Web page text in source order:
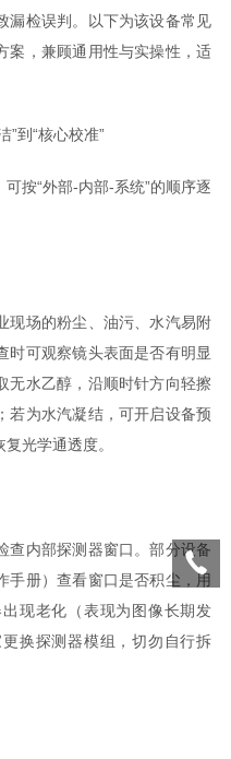
漏检误判。以下为该设备常见
案，兼顾通用性与实操性，适
到“核心校准”
按“外部-内部-系统”的顺序逐
场的粉尘、油污、水汽易附
时可观察镜头表面是否有明显
无水乙醇，沿顺时针方向轻擦
若为水汽凝结，可开启设备预
光学通透度。
内部探测器窗口。部分设备
手册）查看窗口是否积尘，用
现老化（表现为图像长期发
换探测器模组，切勿自行拆